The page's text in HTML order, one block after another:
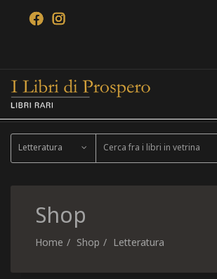
Letteratura
Shop
Home Shop Letteratura